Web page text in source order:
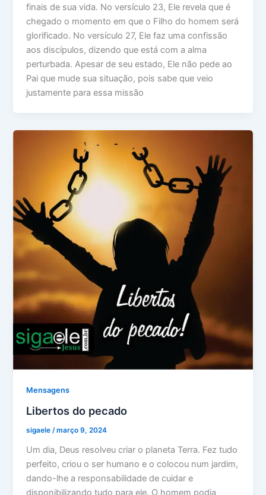
finais de sua vida. No versículo 23, Ele revela que é
chegado o momento em que o Filho do homem será
glorificado. No versículo 27, Ele faz uma confissão
aos discípulos, dizendo que está com a alma
perturbada. Apesar de seu estado, Ele não pede ao
Pai que mude sua situação, pois sabe que veio
justamente para essa missão
Mensagens
Libertos do pecado
sigaele /março 9, 2024
Um dia, Deus resolveu criar o planeta Terra. Fez tudo
perfeito, criou o ser humano e o colocou num jardim,
dando-lhe a responsabilidade de cuidar e
disponibilizando tudo para ele. O homem podia